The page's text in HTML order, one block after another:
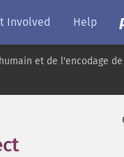
Involved Help
et de l'encodage